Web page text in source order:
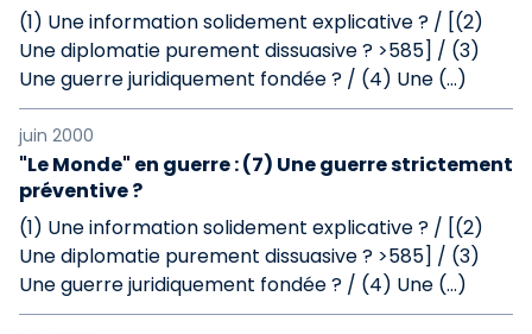
(1) Une information solidement explicative ? / [(2)
Une diplomatie purement dissuasive ? >585] / (3)
Une guerre juridiquement fondée ? / (4) Une (…)
juin 2000
"Le Monde" en guerre : (7) Une guerre strictement
préventive ?
(1) Une information solidement explicative ? / [(2)
Une diplomatie purement dissuasive ? >585] / (3)
Une guerre juridiquement fondée ? / (4) Une (…)